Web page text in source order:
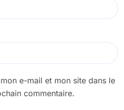
e-mail et mon site dans le
commentaire.